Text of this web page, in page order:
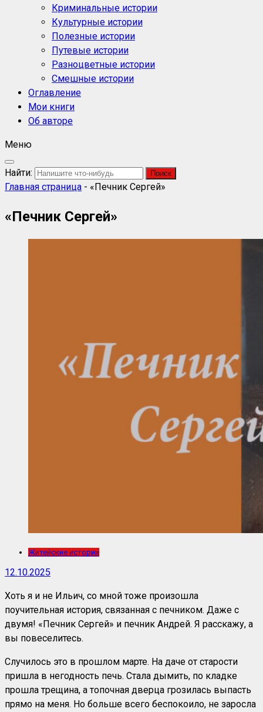
Криминальные истории
Культурные истории
Полезные истории
Путевые истории
Разноцветные истории
Смешные истории
Оглавление
Мои книги
Об авторе
Меню
Найти:
Главная страница - «Печник Сергей»
«Печник Сергей»
Житейские истории
12.10.2025
Хоть я и не Ильич, со мной тоже произошла
поучительная история, связанная с печником. Даже с
двумя! «Печник Сергей» и печник Андрей. Я расскажу, а
вы повеселитесь.
Случилось это в прошлом марте. На даче от старости
пришла в негодность печь. Стала дымить, по кладке
прошла трещина, а топочная дверца грозилась выпасть
прямо на меня. Но больше всего беспокоило, не заросла